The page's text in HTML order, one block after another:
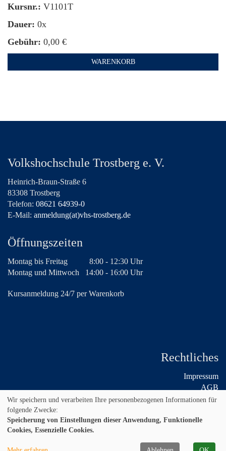
Kursnr.: V1101T
Dauer: 0x
Gebühr: 0,00 €
WARENKORB
Volkshochschule Trostberg e. V.
Heinrich-Braun-Straße 6
83308 Trostberg
Telefon: 08621 64939-0
E-Mail: anmeldung(at)vhs-trostberg.de
Öffnungszeiten
Montag bis Freitag
8:00 - 12:30 Uhr
Montag und Mittwoch 14:00 - 16:00 Uhr
Kursanmeldung 24/7 per Warenkorb
Rechtliches
Impressum
AGB
Widerruf
Wir speichern und verarbeiten Ihre personenbezogenen Informationen für
folgende Zwecke:
Speicherung von Einstellungen dieser Anwendung, Funktionelle
Cookies, Essenzielle Cookies.